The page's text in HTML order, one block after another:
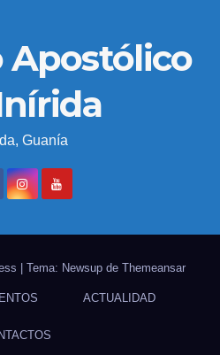
Apostólico
Guanía
Tema: Newsup de Themeansar
ACTUALIDAD